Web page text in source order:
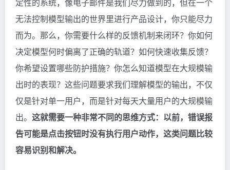
定性的系统，像电子邮件是我们尽力做到的，但在一个
无法控制模型输出的世界里进行产品设计，你只能尽力
而为。那么，你需要什么样的反馈机制来闭环？你如何
决定模型何时偏离了正确的轨道？如何快速收集反馈？
你希望设置哪些防护措施？你怎么知道模型在大规模输
出时的表现？这些问题要求我们理解模型的输出，不仅
仅是针对单一用户，而是针对每天大量用户的大规模输
出。 这就需要一种非常不同的思维方式：以前，错误报
告可能是点击按钮时没有执行用户动作，这类问题比较
容易识别和解决。